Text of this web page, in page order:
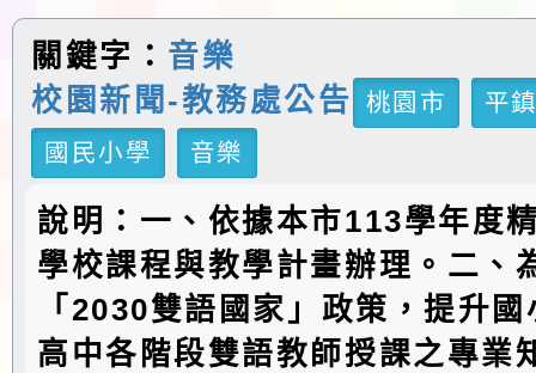
關鍵字： 音樂
校園新聞-教務處公告
桃園市
平
國民小學
音樂
說明：一、依據本市113學年度
學校課程與教學計畫辦理。二、
「2030雙語國家」政策，提升
高中各階段雙語教師授課之專業